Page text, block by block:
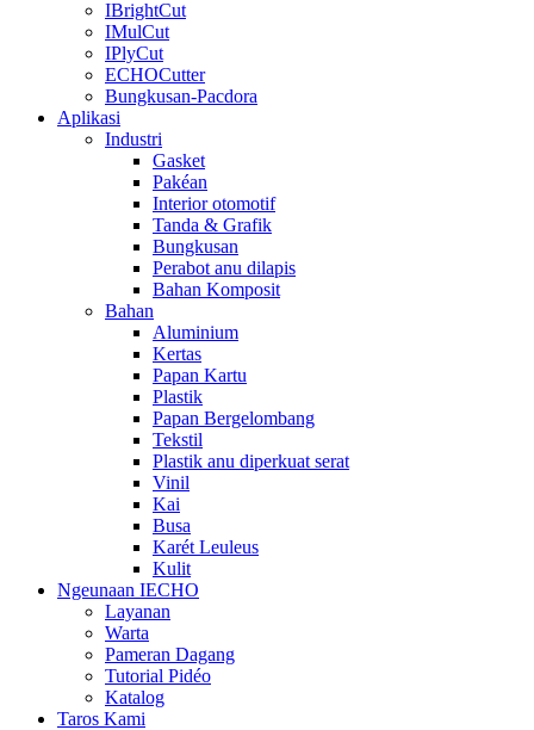
IBrightCut
IMulCut
IPlyCut
ECHOCutter
Bungkusan-Pacdora
Aplikasi
Industri
Gasket
Pakéan
Interior otomotif
Tanda & Grafik
Bungkusan
Perabot anu dilapis
Bahan Komposit
Bahan
Aluminium
Kertas
Papan Kartu
Plastik
Papan Bergelombang
Tekstil
Plastik anu diperkuat serat
Vinil
Kai
Busa
Karét Leuleus
Kulit
Ngeunaan IECHO
Layanan
Warta
Pameran Dagang
Tutorial Pidéo
Katalog
Taros Kami